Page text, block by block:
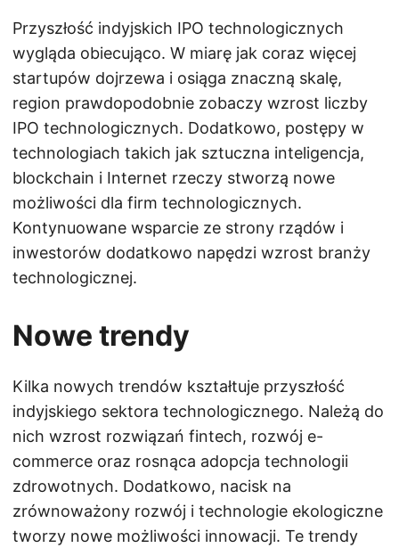
Przyszłość indyjskich IPO technologicznych
wygląda obiecująco. W miarę jak coraz więcej
startupów dojrzewa i osiąga znaczną skalę,
region prawdopodobnie zobaczy wzrost liczby
IPO technologicznych. Dodatkowo, postępy w
technologiach takich jak sztuczna inteligencja,
blockchain i Internet rzeczy stworzą nowe
możliwości dla firm technologicznych.
Kontynuowane wsparcie ze strony rządów i
inwestorów dodatkowo napędzi wzrost branży
technologicznej.
Nowe trendy
Kilka nowych trendów kształtuje przyszłość
indyjskiego sektora technologicznego. Należą do
nich wzrost rozwiązań fintech, rozwój e-
commerce oraz rosnąca adopcja technologii
zdrowotnych. Dodatkowo, nacisk na
zrównoważony rozwój i technologie ekologiczne
tworzy nowe możliwości innowacji. Te trendy